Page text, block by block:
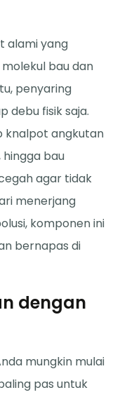
alami yang
bau dan
penyaring
debu fisik saja.
knalpot angkutan
hingga bau
agar tidak
menerjang
komponen ini
bernapas di
dengan
mungkin mulai
pas untuk